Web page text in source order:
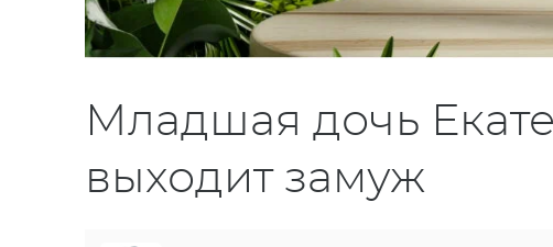
Младшая дочь
выходит замуж